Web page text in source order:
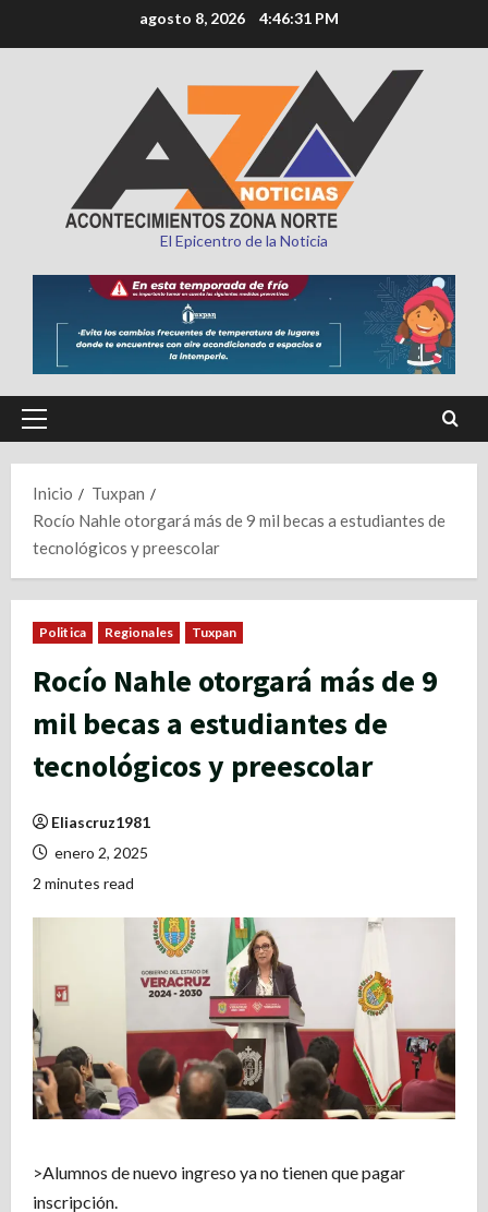
al
agosto 8, 2026 4:46:32 PM
El Epicentro de la Noticia
Menú
Inicio
Tuxpan
Rocío Nahle otorgará más de 9 mil becas a estudiantes de
tecnológicos y preescolar
Politica Regionales Tuxpan
Rocío Nahle otorgará más de 9
mil becas a estudiantes de
tecnológicos y preescolar
Eliascruz1981
enero 2, 2025
2 minutes read
>Alumnos de nuevo ingreso ya no tienen que pagar
inscripción.